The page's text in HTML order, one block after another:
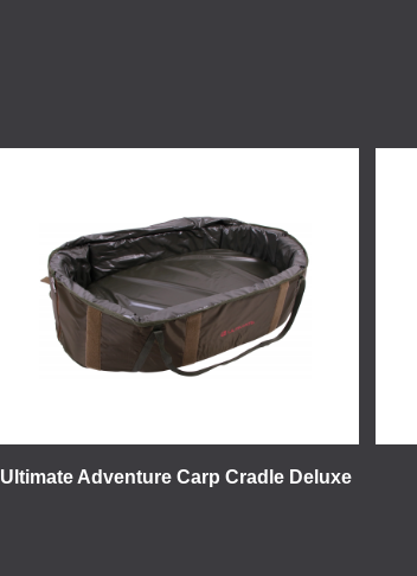
Ultimate Adventure Carp Cradle Deluxe